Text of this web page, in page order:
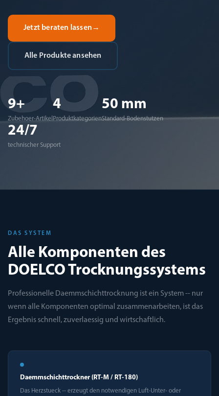
Jetzt beraten lassen→
Alle Produkte ansehen
9+
Zubehoer-Artikel
4
Produktkategorien
50 mm
Standard-Bodenstutzen
24/7
technischer Support
DAS SYSTEM
Alle Komponenten des
DOELCO Trocknungssystems
Professionelle Daemmschichttrocknung ist ein System -- nur
wenn alle Komponenten optimal zusammenarbeiten, ist das
Ergebnis schnell, zuverlaessig und wirtschaftlich.
Daemmschichttrockner (RT-M / RT-180)
Das Herzstueck -- erzeugt den notwendigen Luft-Unter- oder